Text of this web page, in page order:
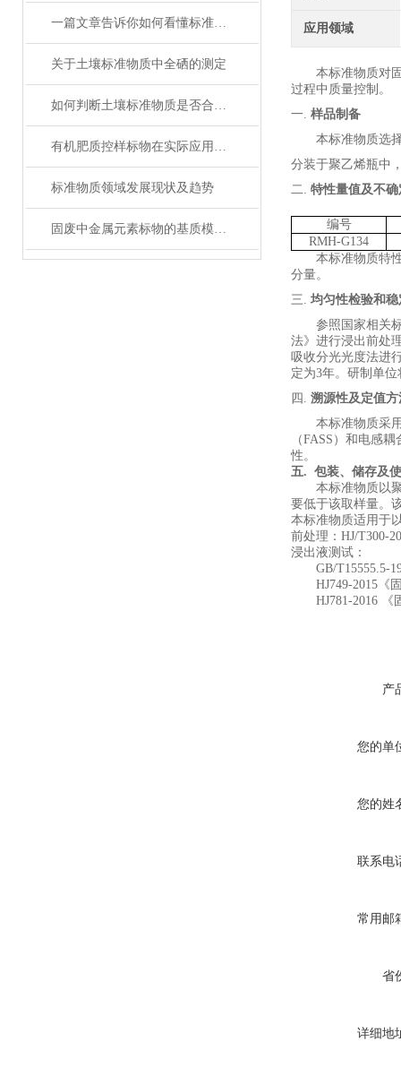
一篇文章告诉你如何看懂标准物质证书！
关于土壤标准物质中全硒的测定
如何判断土壤标准物质是否合格？
有机肥质控样标物在实际应用中的标准化问题
标准物质领域发展现状及趋势
固废中金属元素标物的基质模拟与定值技术解析
应用领域
本标准物质对
过程中质量控制。
一. 样品制备
本标准物质选
分装于聚乙烯瓶中
二. 特性量值及不确
编号
RMH-G134
本标准物质特
分量。
三. 均匀性检验和
参照国家相关
法》进行浸出前处
吸收分光光度法进
定为3年。研制单
四. 溯源性及定值方
本标准物质采
（FASS ）和电感耦
性。
五. 包装、储存及
本标准物质以
要低于该取样量。
本标准物质适用于
前处理： HJ/T300-
浸出液测试：
GB/T15555.5-
HJ749-2015 《
HJ781-2016
《
产
您的单
您的姓
联系电
常用邮
省
详细地